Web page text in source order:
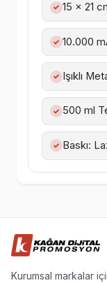
✓ 15 x 21
✓ 10.000
✓ Işıklı
✓ 500 ml
✓ Baskı:
Kurumsal markalar